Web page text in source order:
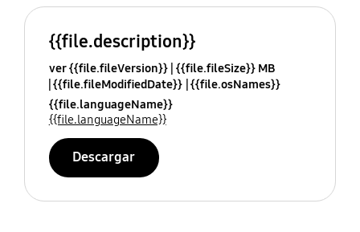
{{file.description}}
ver {{file.fileVersion}} {{file.fileSize}} MB
{{file.fileModifiedDate}} {{file.osNames}}
{{file.languageName}}
{{file.languageName}}
Descargar